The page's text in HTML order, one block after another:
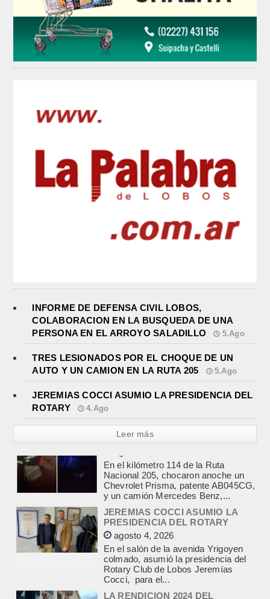
INFORME DE DEFENSA CIVIL LOBOS,
COLABORACION EN LA BUSQUEDA DE UNA
PERSONA EN EL ARROYO SALADILLO
5.Ago
TRES LESIONADOS POR EL CHOQUE DE UN
AUTO Y UN CAMION EN LA RUTA 205
5.Ago
JEREMIAS COCCI ASUMIO LA PRESIDENCIA DEL
ROTARY
4.Ago
Leer más
JEREMIAS COCCI ASUMIO LA
PRESIDENCIA DEL ROTARY
agosto 4, 2026
En el salón de la avenida Yrigoyen
colmado, asumió la presidencia del
Rotary Club de Lobos Jeremías
Cocci, para el...
LA RENDICION 2024 DEL
CONSEJO ESCOLAR DE LOBOS
APROBADA POR EL TRIBUNAL
DE CUENTAS BONAERENSE
agosto 3, 2026